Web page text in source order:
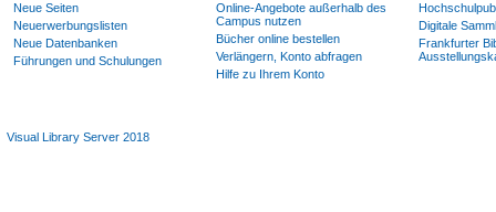
Neue Seiten
Neuerwerbungslisten
Neue Datenbanken
Führungen und Schulungen
Online-Angebote außerhalb des
Campus nutzen
Bücher online bestellen
Verlängern, Konto abfragen
Hilfe zu Ihrem Konto
Digitale
Frankfurter
Visual Library Server 2018